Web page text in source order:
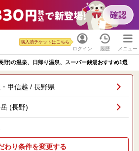
ログイン
購入済チケットはこちら
履歴 メニュー
野)の温泉、日帰り温泉、スーパー銭湯おすすめ1選
甲信越 / 長野県
(長野)
わり条件を変更する